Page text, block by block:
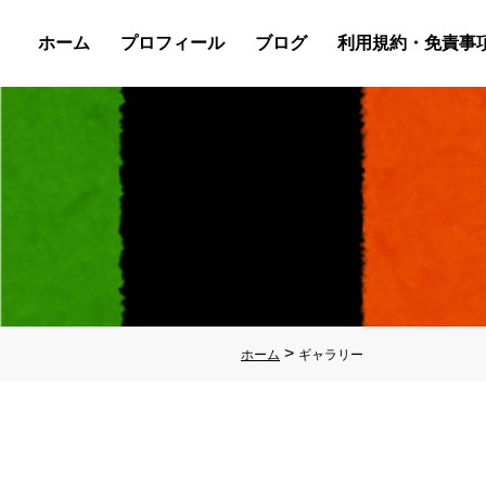
ホーム プロフィール ブログ 利用規約・免責事
ホーム > ギャラリー